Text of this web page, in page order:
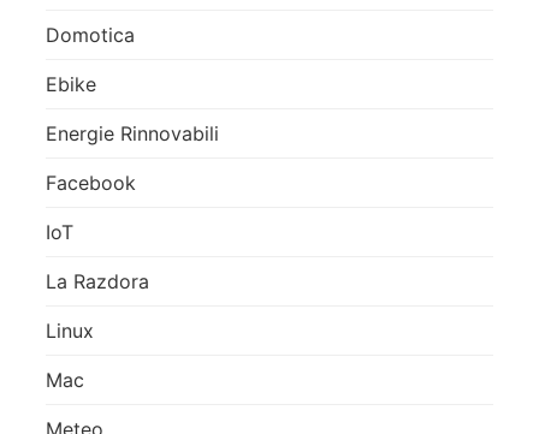
Domotica
Ebike
Energie Rinnovabili
Facebook
IoT
La Razdora
Linux
Mac